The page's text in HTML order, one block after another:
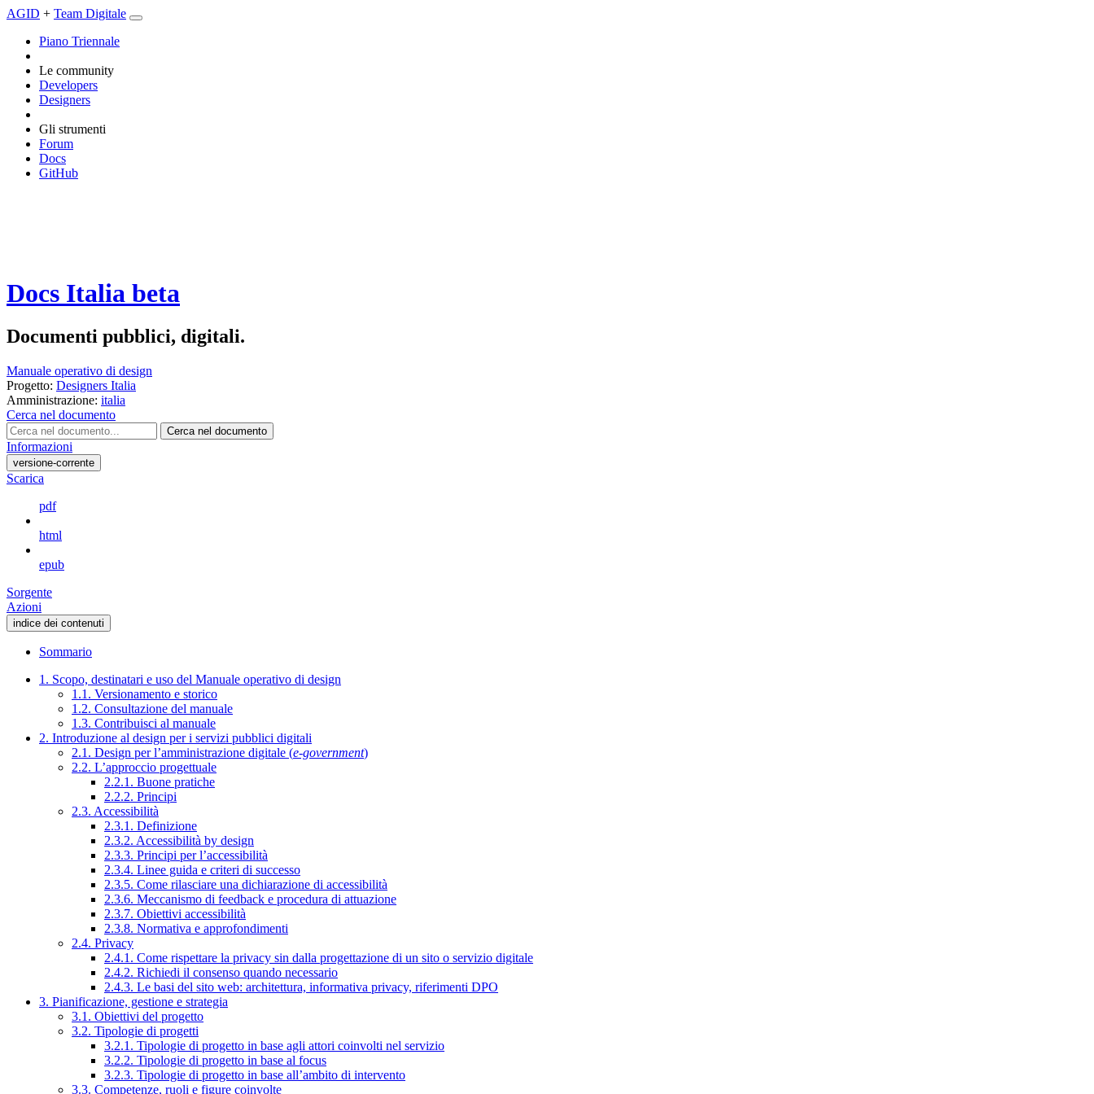
AGID + Team Digitale
Piano Triennale
Le community
Developers
Designers
Gli strumenti
Forum
Docs
GitHub
Docs Italia beta
Documenti pubblici, digitali.
Manuale operativo di design
Progetto: Designers Italia
Amministrazione: italia
Cerca nel documento
Cerca nel documento
Informazioni
versione-corrente
Scarica
pdf
html
epub
Sorgente
Azioni
indice dei contenuti
Sommario
1. Scopo, destinatari e uso del Manuale operativo di design
1.1. Versionamento e storico
1.2. Consultazione del manuale
1.3. Contribuisci al manuale
2. Introduzione al design per i servizi pubblici digitali
2.1. Design per l’amministrazione digitale (e-government)
2.2. L’approccio progettuale
2.2.1. Buone pratiche
2.2.2. Principi
2.3. Accessibilità
2.3.1. Definizione
2.3.2. Accessibilità by design
2.3.3. Principi per l’accessibilità
2.3.4. Linee guida e criteri di successo
2.3.5. Come rilasciare una dichiarazione di accessibilità
2.3.6. Meccanismo di feedback e procedura di attuazione
2.3.7. Obiettivi accessibilità
2.3.8. Normativa e approfondimenti
2.4. Privacy
2.4.1. Come rispettare la privacy sin dalla progettazione di un sito o servizio digitale
2.4.2. Richiedi il consenso quando necessario
2.4.3. Le basi del sito web: architettura, informativa privacy, riferimenti DPO
3. Pianificazione, gestione e strategia
3.1. Obiettivi del progetto
3.2. Tipologie di progetti
3.2.1. Tipologie di progetto in base agli attori coinvolti nel servizio
3.2.2. Tipologie di progetto in base al focus
3.2.3. Tipologie di progetto in base all’ambito di intervento
3.3. Competenze, ruoli e figure coinvolte